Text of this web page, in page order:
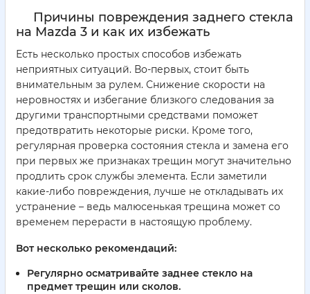
Причины повреждения заднего стекла
на Mazda 3 и как их избежать
Есть несколько простых способов избежать
неприятных ситуаций. Во-первых, стоит быть
внимательным за рулем. Снижение скорости на
неровностях и избегание близкого следования за
другими транспортными средствами поможет
предотвратить некоторые риски. Кроме того,
регулярная проверка состояния стекла и замена его
при первых же признаках трещин могут значительно
продлить срок службы элемента. Если заметили
какие-либо повреждения, лучше не откладывать их
устранение – ведь малюсенькая трещина может со
временем перерасти в настоящую проблему.
Вот несколько рекомендаций:
Регулярно осматривайте заднее стекло на
предмет трещин или сколов.